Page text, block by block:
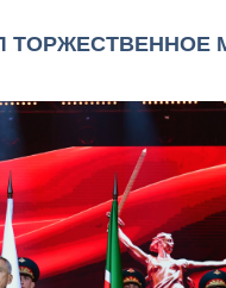
ТОРЖЕСТВЕННОЕ